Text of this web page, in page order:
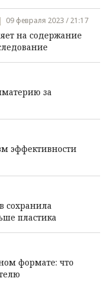
09 февраля 2023 / 21:17
на содержание
за
эффективности
сохранила
пластика
формате: что